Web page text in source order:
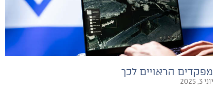
מפקדים הראויים לכך
יוני 3, 2025